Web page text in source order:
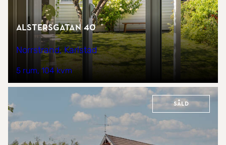
Alstersgatan 40
Norrstrand, Karlstad
5 rum 104 kvm
Såld